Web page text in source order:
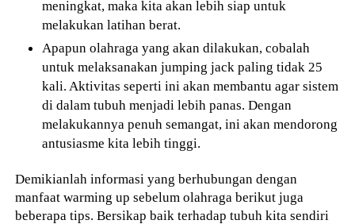
meningkat, maka kita akan lebih siap untuk
melakukan latihan berat.
Apapun olahraga yang akan dilakukan, cobalah
untuk melaksanakan jumping jack paling tidak 25
kali. Aktivitas seperti ini akan membantu agar sistem
di dalam tubuh menjadi lebih panas. Dengan
melakukannya penuh semangat, ini akan mendorong
antusiasme kita lebih tinggi.
Demikianlah informasi yang berhubungan dengan
manfaat warming up sebelum olahraga berikut juga
beberapa tips. Bersikap baik terhadap tubuh kita sendiri